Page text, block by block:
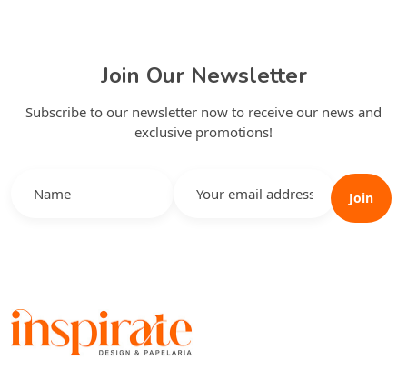
Join Our Newsletter
Subscribe to our newsletter now to receive our news and
exclusive promotions!
Join